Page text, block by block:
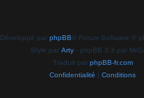
Développé par phpBB® Forum Software ©
Style par Arty - phpBB 3.3 par
Traduit par phpBB-fr.com
Confidentialité | Conditions